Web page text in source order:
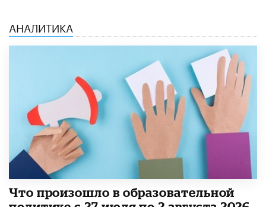
АНАЛИТИКА
​Что произошло в образовательной